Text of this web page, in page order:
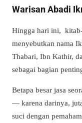
Warisan Abadi
Hingga hari ini,
menyebutkan nama
Thabari, Ibn Kathir,
sebagai bagian
Betapa besar jasa
— karena darinya,
suci dengan